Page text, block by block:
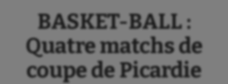
BASKET-BALL :
Quatre matchs de
coupe de Picardie